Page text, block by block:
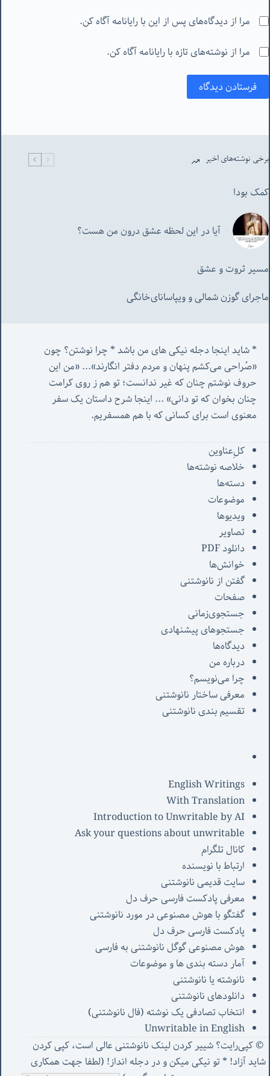
مرا از دیدگاه‌های پس از این با رایانامه آگاه کن.
مرا از نوشته‌های تازه با رایانامه آگاه کن.
فرستادن دیدگاه
برخی نوشته‌های اخیر
کمک بودا
آیا در این لحظه عشق درون من هست؟
مسیر ثروت و عشق
ماجرای گوزن شمالی و‌ ویپاسانای‌خانگی
«صُراحی می‌کشم پنهان‌ و مردم‌ دفتر انگارند»... «
چنان بخوان که تو دانی» ...
معنوی است برای کسانی که با هم همسفریم.
کل‌ِعناوین
خلاصه نوشته‌ها
دسته‌ها
موضوعات
ویدیوها
تصاویر
دانلود PDF
خوانش‌ها
گفتن از نانوشتنی
صفحات
جستجوی‌زمانی
جستجوهای پیشنهادی
دیدگاه‌ها
درباره من
چرا می‌نویسم؟
معرفی‌ ساختار نانوشتنی
تقسیم بندی نانوشتنی
English Writings
With Translation
Introduction to Unwritable by AI
Ask your questions about unwritable
کانال تلگرام
ارتباط با نویسنده
سایت قدیمی نانوشتنی
معرفی پادکست فارسی حرف دل
گفتگو با هوش مصنوعی در مورد نانوشتنی
پادکست فارسی حرف دل
هوش مصنوعی گوگل نانوشتنی به فارسی
آمار دسته بندی ها و موضوعات
نانوشته یا نانوشتنی
دانلودهای نانوشتنی
انتخاب تصادفی یک نوشته (فال نانوشتنی)
Unwritable in English
© کپی‌رایت؟ شییر کردن لینک نانوشتنی عالی است، کپی کردن
شاید آزاد! * تو نیکی میکن و در دجله انداز! (لطفا جهت همکاری